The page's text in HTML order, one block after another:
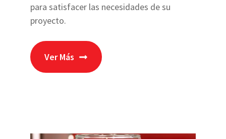
para satisfacer las necesidades de su
proyecto.
Ver Más